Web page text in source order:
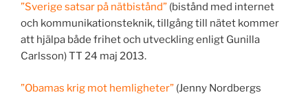
”Sverige satsar på nätbistånd” (bistånd med internet
och kommunikationsteknik, tillgång till nätet kommer
att hjälpa både frihet och utveckling enligt Gunilla
Carlsson) TT 24 maj 2013.
”Obamas krig mot hemligheter” (Jenny Nordbergs